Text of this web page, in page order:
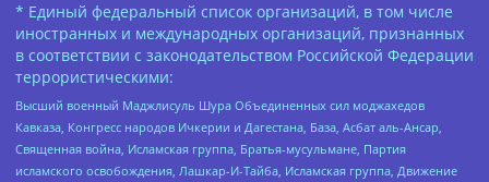
* Единый федеральный список организаций, в том числе
иностранных и международных организаций, признанных
в соответствии с законодательством Российской Федерации
террористическими:
Высший военный Маджлисуль Шура Объединенных сил моджахедов
Кавказа, Конгресс народов Ичкерии и Дагестана, База, Асбат аль-Ансар,
Священная война, Исламская группа, Братья-мусульмане, Партия
исламского освобождения, Лашкар-И-Тайба, Исламская группа, Движение